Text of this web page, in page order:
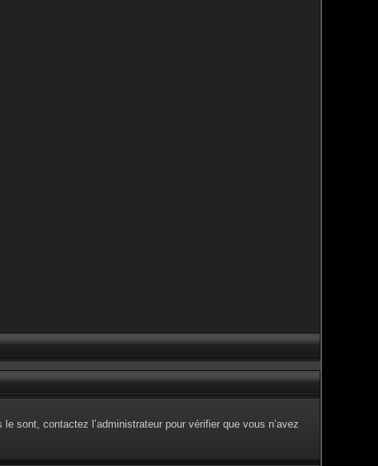
sont, contactez l’administrateur pour vérifier que vous n’avez